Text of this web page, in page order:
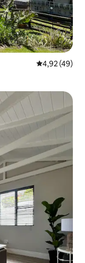
4,92 ud af 5 i
4,92 (49)